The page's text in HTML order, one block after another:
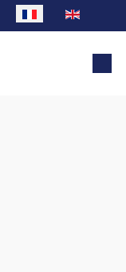
Sélectionnez votre